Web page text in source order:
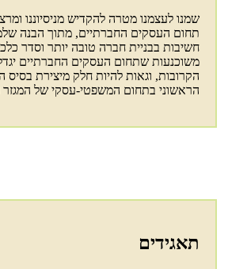
שמנו לעצמנו מטרה להקדיש מניסיוננו
תחום העסקים החברתיים, מתוך הבנה
חשיבות בבניית חברה טובה יותר וסדר
משוכנעות שתחום העסקים החברתיים
הקרובות, וגאות להיות חלק מיצירת בסיס
הראשוני בתחום המשפטי-עסקי של המגזר
תאגידים